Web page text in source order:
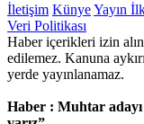
İletişim KünyeYayın
Veri Politikası
Haber içerikleri izin
edilemez. Kanuna
yerde yayınlanamaz.
Haber : Muhtar